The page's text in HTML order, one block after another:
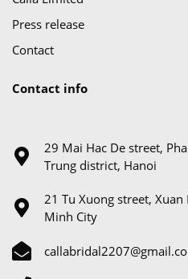
Press release
Contact
Contact info
29 Mai Hac De street,
Trung district, Hanoi
21 Tu Xuong street,
Minh City